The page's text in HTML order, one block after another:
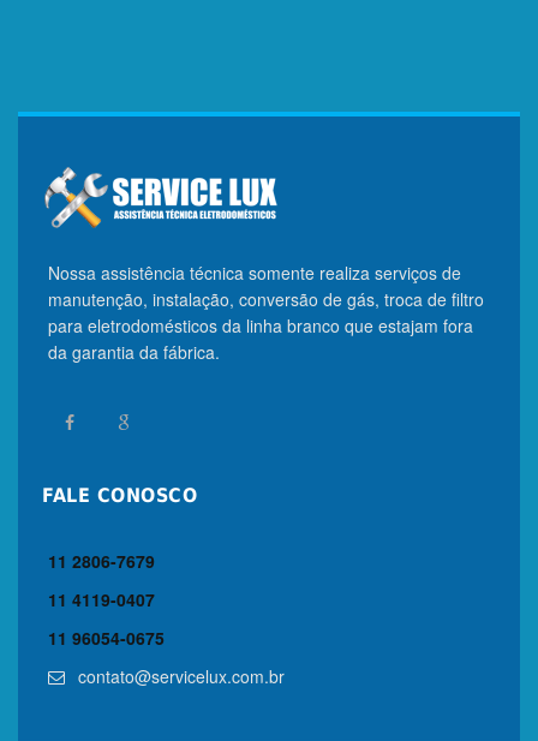
Nossa assistência técnica somente realiza serviços de
manutenção, instalação, conversão de gás, troca de filtro
para eletrodomésticos da linha branco que estajam fora
da garantia da fábrica.
FALE CONOSCO
11 2806-7679
11 4119-0407
11 96054-0675
contato@servicelux.com.br